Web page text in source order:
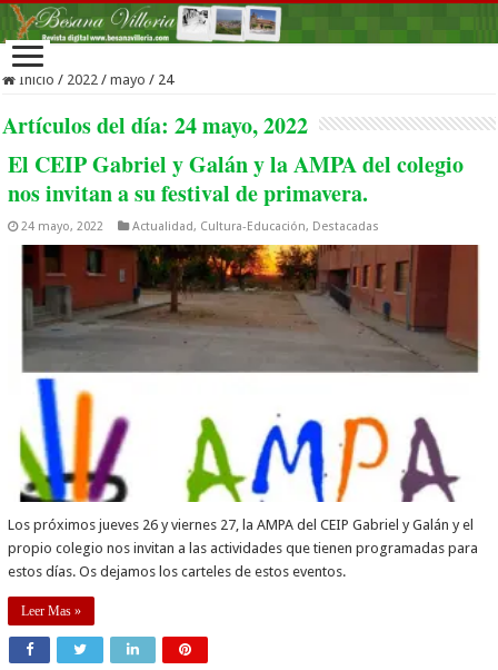
Inicio / 2022 / mayo / 24
Artículos del día:24 mayo, 2022
El CEIP Gabriel y Galán y la AMPA del colegio
nos invitan a su festival de primavera.
24 mayo, 2022 Actualidad, Cultura-Educación, Destacadas
Los próximos jueves 26 y viernes 27, la AMPA del CEIP Gabriel y Galán y el
propio colegio nos invitan a las actividades que tienen programadas para
estos días. Os dejamos los carteles de estos eventos.
Leer Mas »